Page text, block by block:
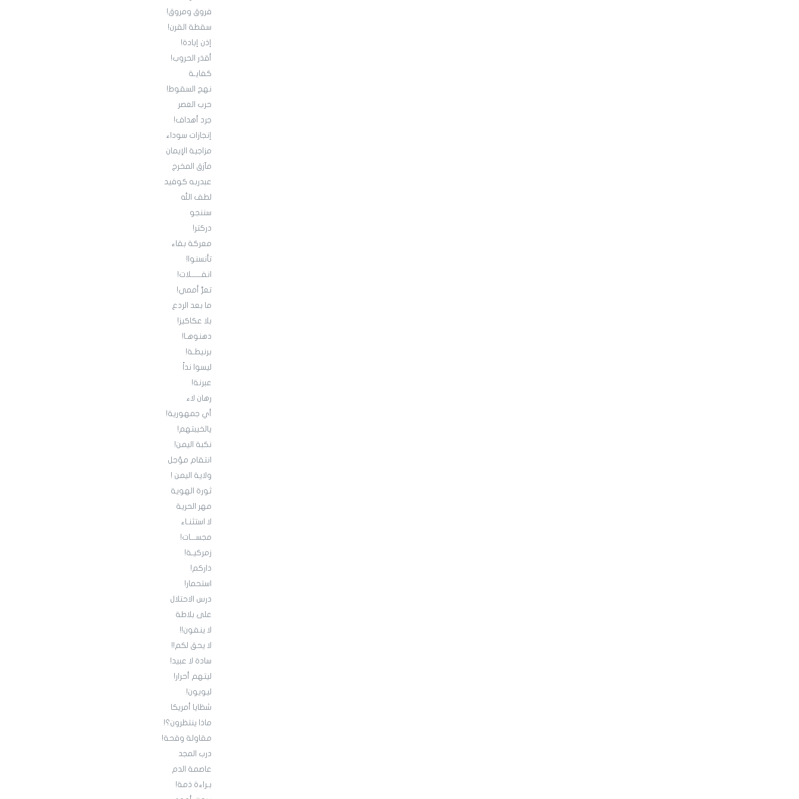
فروق ومروق!
سقطة القرن!
إذن إبادة!
أقذر الحروب!
كفايـة
نهج السقوط!
حرب العصر
جرد أهداف!
إنجازات سوداء
مزاجية الإيمان
مآزق المخرج
عبدربه كوفيد
لطف الله
سننجو
دركتر!
معركة بقاء
تأنسنوا!
انفــــــلات!
تعرٍّ أممي!
ما بعد الردع
بلا عكاكيز!
دهنوهـا!
برنيطـة!
‏ليسوا نداً
عبرنة!
رهان لاء
أي جمهورية!
يالخيبتهم!
نكبة اليمن!
انتقام مؤجل
ولاية اليمن !
ثورة الهوية
مهر الحرية
لا استثنـاء
مجســـات!
زمركيـة!
داركم!
استحمار!
درس الاحتلال
على بلاطة
لا ينفون!!
لا يحق لكم!!
سادة لا عبيد!
ليتهم أحرار!
ليويون!
شظايا أمريكا
ماذا ينتظرون؟!
مقاولة وقحة!
درب المجد
عاصمة الدم
بـراءة ذمة!